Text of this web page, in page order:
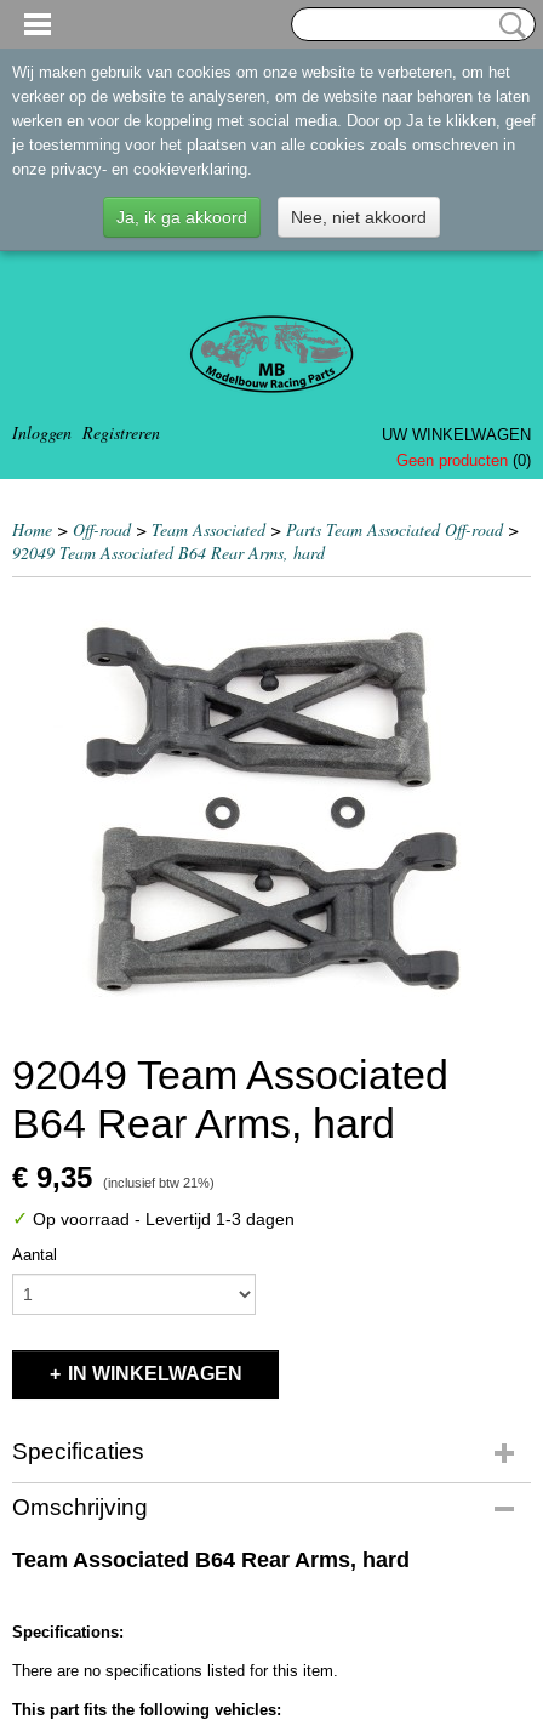
Inloggen Registreren
UW WINKELWAGEN
Geen producten (0)
Home > Off-road> Team Associated> Parts Team Associated Off-road>
92049 Team Associated B64 Rear Arms, hard
92049 Team Associated
B64 Rear Arms, hard
€ 9,35 (inclusief btw 21%)
✓ Op voorraad - Levertijd 1-3 dagen
Aantal
IN WINKELWAGEN
Specificaties
Productcode
92049
EAN code
92049
0,20 Kg
Omschrijving
Team Associated B64 Rear Arms, hard
Specifications:
There are no specifications listed for this item.
This part fits the following vehicles:
Wij maken gebruik van cookies om onze website te verbeteren, om het
verkeer op de website te analyseren, om de website naar behoren te laten
werken en voor de koppeling met social media. Door op Ja te klikken, geef
je toestemming voor het plaatsen van alle cookies zoals omschreven in
onze privacy- en cookieverklaring.
Ja, ik ga akkoord Nee, niet akkoord